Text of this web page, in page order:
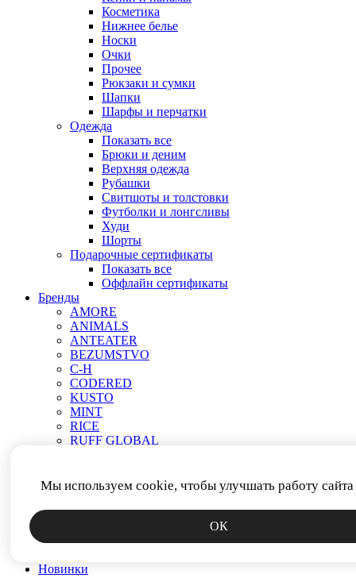
Мы используем cookie, чтобы улучшать работу сайта
ОК
Косметика
Нижнее белье
Носки
Очки
Прочее
Рюкзаки и сумки
Шапки
Шарфы и перчатки
Одежда
Показать все
Брюки и деним
Верхняя одежда
Рубашки
Свитшоты и толстовки
Футболки и лонгсливы
Худи
Шорты
Подарочные сертификаты
Показать все
Оффлайн сертификаты
Бренды
AMORE
ANIMALS
ANTEATER
BEZUMSTVO
C-H
CODERED
KUSTO
MINT
RICE
RUFF GLOBAL
МЕЧ
РОДИНА
ФИТИЛЬ
Новинки